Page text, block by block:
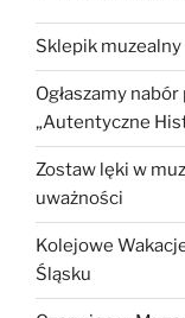
Sklepik muzealny
Ogłaszamy
„Autentyczne
Zostaw lęki w
uważności
Kolejowe
Śląsku